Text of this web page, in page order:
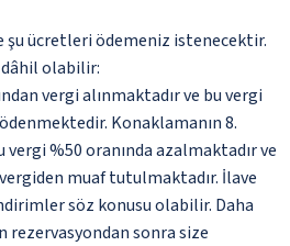
şu ücretleri ödemeniz istenecektir.
olabilir:
vergi alınmaktadır ve bu vergi
Konaklamanın 8.
%50 oranında azalmaktadır ve
muaf tutulmaktadır. İlave
söz konusu olabilir. Daha
sonra size